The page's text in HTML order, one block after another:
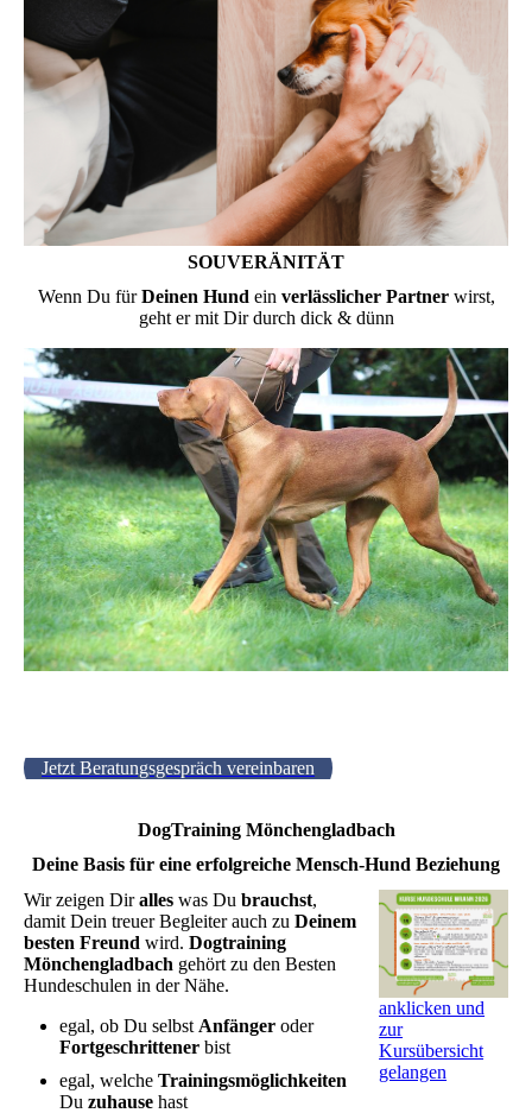
SOUVERÄNITÄT
Wenn Du fürDeinen Hund ein verlässlicher Partnerwirst,
geht er mit Dir durch dick & dünn
Jetzt Beratungsgespräch vereinbaren
DogTraining Mönchengladbach
Deine Basis für eine erfolgreiche Mensch-Hund Beziehung
anklicken und
zur
Kursübersicht
gelangen
Wir zeigen Diralles was Du brauchst,
damit Dein treuer Begleiter auch zu Deinem
besten Freund wird. Dogtraining
Mönchengladbach gehört zu den Besten
Hundeschulen in der Nähe.
egal, ob Du selbst Anfänger oder
Fortgeschrittener bist
egal, welche Trainingsmöglichkeiten
Du zuhause hast